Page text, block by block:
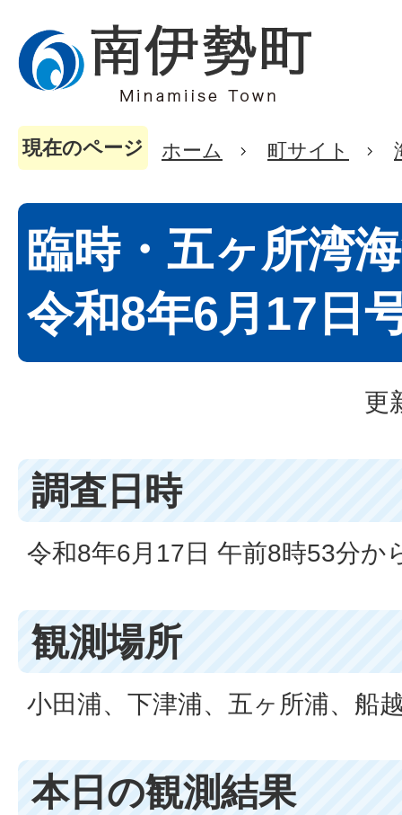
現在のページ ホーム 町サイト
臨時・五ヶ所湾
令和8年6月17日
更
調査日時
令和8年6月17日 午前8時53分か
観測場所
小田浦、下津浦、五ヶ所浦、船
本日の観測結果